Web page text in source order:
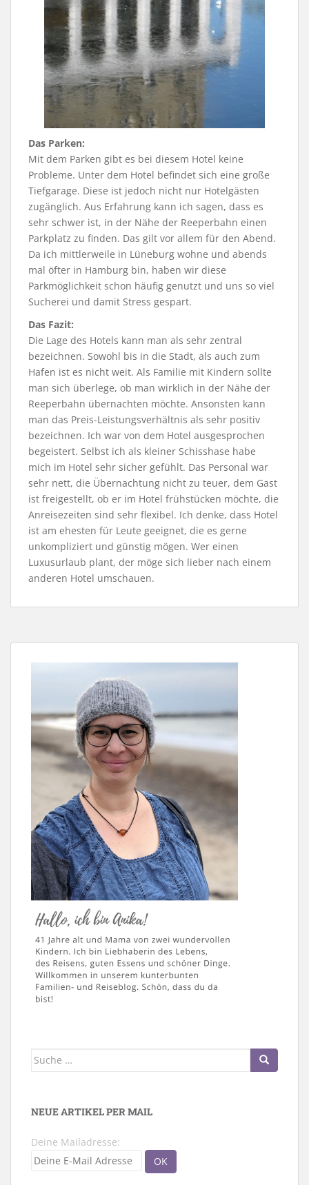
Das Parken:
Mit dem Parken gibt es bei diesem Hotel keine
Probleme. Unter dem Hotel befindet sich eine große
Tiefgarage. Diese ist jedoch nicht nur Hotelgästen
zugänglich. Aus Erfahrung kann ich sagen, dass es
sehr schwer ist, in der Nähe der Reeperbahn einen
Parkplatz zu finden. Das gilt vor allem für den Abend.
Da ich mittlerweile in Lüneburg wohne und abends
mal öfter in Hamburg bin, haben wir diese
Parkmöglichkeit schon häufig genutzt und uns so viel
Sucherei und damit Stress gespart.
Das Fazit:
Die Lage des Hotels kann man als sehr zentral
bezeichnen. Sowohl bis in die Stadt, als auch zum
Hafen ist es nicht weit. Als Familie mit Kindern sollte
man sich überlege, ob man wirklich in der Nähe der
Reeperbahn übernachten möchte. Ansonsten kann
man das Preis-Leistungsverhältnis als sehr positiv
bezeichnen. Ich war von dem Hotel ausgesprochen
begeistert. Selbst ich als kleiner Schisshase habe
mich im Hotel sehr sicher gefühlt. Das Personal war
sehr nett, die Übernachtung nicht zu teuer, dem Gast
ist freigestellt, ob er im Hotel frühstücken möchte, die
Anreisezeiten sind sehr flexibel. Ich denke, dass Hotel
ist am ehesten für Leute geeignet, die es gerne
unkompliziert und günstig mögen. Wer einen
Luxusurlaub plant, der möge sich lieber nach einem
anderen Hotel umschauen.
Suche
NEUE ARTIKEL PER MAIL
Deine Mailadresse: